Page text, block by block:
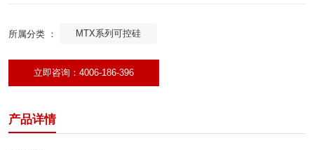
所属分类 ： MTX系列可控硅
立即咨询：4006-186-396
产品详情